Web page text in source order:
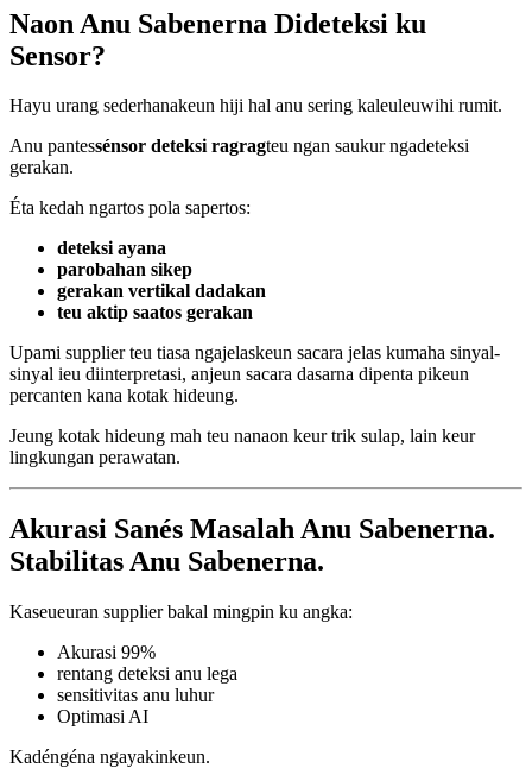
Naon Anu Sabenerna Dideteksi ku
Sensor?
Hayu urang sederhanakeun hiji hal anu sering kaleuleuwihi rumit.
Anu pantessénsor deteksi ragragteu ngan saukur ngadeteksi
gerakan.
Éta kedah ngartos pola sapertos:
deteksi ayana
parobahan sikep
gerakan vertikal dadakan
teu aktip saatos gerakan
Upami supplier teu tiasa ngajelaskeun sacara jelas kumaha sinyal-
sinyal ieu diinterpretasi, anjeun sacara dasarna dipenta pikeun
percanten kana kotak hideung.
Jeung kotak hideung mah teu nanaon keur trik sulap, lain keur
lingkungan perawatan.
Akurasi Sanés Masalah Anu Sabenerna.
Stabilitas Anu Sabenerna.
Kaseueuran supplier bakal mingpin ku angka:
Akurasi 99%
rentang deteksi anu lega
sensitivitas anu luhur
Optimasi AI
Kadéngéna ngayakinkeun.